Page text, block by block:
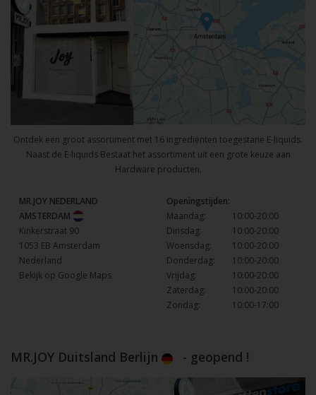
Ontdek een groot assortiment met 16 ingrediënten toegestane E-liquids.
Naast de E-liquids Bestaat het assortiment uit een grote keuze aan
Hardware producten.
MR.JOY NEDERLAND
AMSTERDAM
Kinkerstraat 90
1053 EB Amsterdam
Nederland
Bekijk op Google Maps
Openingstijden:
Maandag:
10:00-20:00
Dinsdag:
10:00-20:00
Woensdag:
10:00-20:00
Donderdag:
10:00-20:00
Vrijdag:
10:00-20:00
Zaterdag:
10:00-20:00
Zondag:
10:00-17:00
MR.JOY Duitsland Berlijn - geopend !